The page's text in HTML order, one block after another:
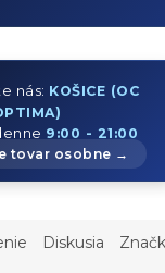
nás: KOŠICE (OC
9:00 - 21:00
tovar osobne →
Diskusia